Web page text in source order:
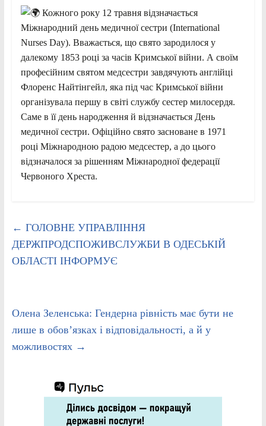
Кожного року 12 травня відзначається
Міжнародний день медичної сестри (International
Nurses Day). Вважається, що свято зародилося у
далекому 1853 році за часів Кримської війни. А своїм
професійним святом медсестри завдячують англійці
Флоренс Найтінгейл, яка під час Кримської війни
організувала першу в світі службу сестер милосердя.
Саме в її день народження й відзначається День
медичної сестри. Офіційно свято засноване в 1971
році Міжнародною радою медсестер, а до цього
відзначалося за рішенням Міжнародної федерації
Червоного Хреста.
← ГОЛОВНЕ УПРАВЛІННЯ
ДЕРЖПРОДСПОЖИВСЛУЖБИ В ОДЕСЬКІЙ
ОБЛАСТІ ІНФОРМУЄ
Олена Зеленська: Гендерна рівність має бути не
лише в обов’язках і відповідальності, а й у
можливостях →